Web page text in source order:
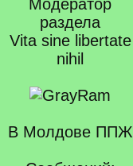
Модератор
раздела
Vita sine libertate
nihil
В Молдове ППЖ